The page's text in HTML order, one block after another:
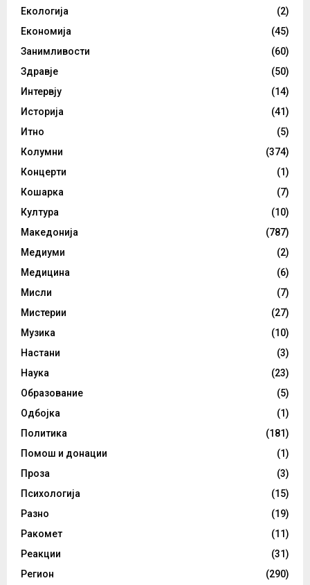
Екологија
(2)
Економија
(45)
Занимливости
(60)
Здравје
(50)
Интервју
(14)
Историја
(41)
Итно
(5)
Колумни
(374)
Концерти
(1)
Кошарка
(7)
Култура
(10)
Македонија
(787)
Медиуми
(2)
Медицина
(6)
Мисли
(7)
Мистерии
(27)
Музика
(10)
Настани
(3)
Наука
(23)
Образование
(5)
Одбојка
(1)
Политика
(181)
Помош и донации
(1)
Проза
(3)
Психологија
(15)
Разно
(19)
Ракомет
(11)
Реакции
(31)
Регион
(290)